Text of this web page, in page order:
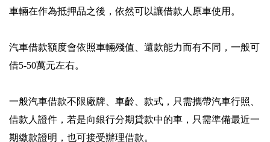
車輛在作為抵押品之後，依然可以讓借款人原車使用。
汽車借款額度會依照車輛殘值、還款能力而有不同，一般可
借5-50萬元左右。
一般汽車借款不限廠牌、車齡、款式，只需攜帶汽車行照、
借款人證件，若是向銀行分期貸款中的車，只需準備最近一
期繳款證明，也可接受辦理借款。